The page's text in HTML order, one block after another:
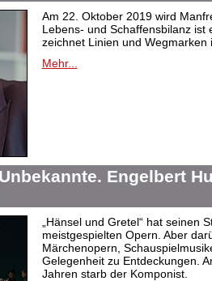
Am 22. Oktober 2019 wird
Lebens- und Schaffensbilanz
zeichnet Linien und
Mehr...
Engelbert
„Hänsel und Gretel“ hat seinen
meistgespielten Opern. Aber
Märchenopern,
Gelegenheit zu Entdeckungen.
Jahren starb der Komponist.